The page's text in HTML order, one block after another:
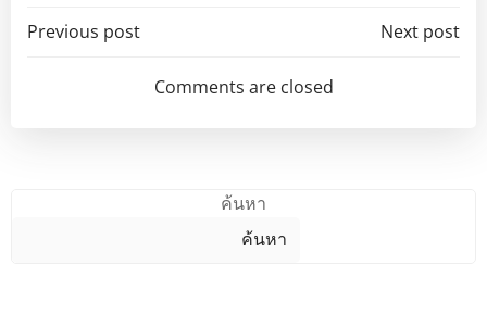
Post
navigation
Previous post
navigation
Next post
Comments are closed
ค้นหา
ค้นหา